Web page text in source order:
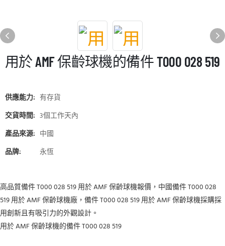
用於 AMF 保齡球機的備件 T000 028 519
供應能力: 有存貨
交貨時間: 3個工作天內
產品來源: 中國
品牌:
永恆
高品質備件 T000 028 519 用於 AMF 保齡球機報價，中國備件 T000 028
519 用於 AMF 保齡球機廠，備件 T000 028 519 用於 AMF 保齡球機採購採
用創新且有吸引力的外觀設計。
用於 AMF 保齡球機的備件 T000 028 519